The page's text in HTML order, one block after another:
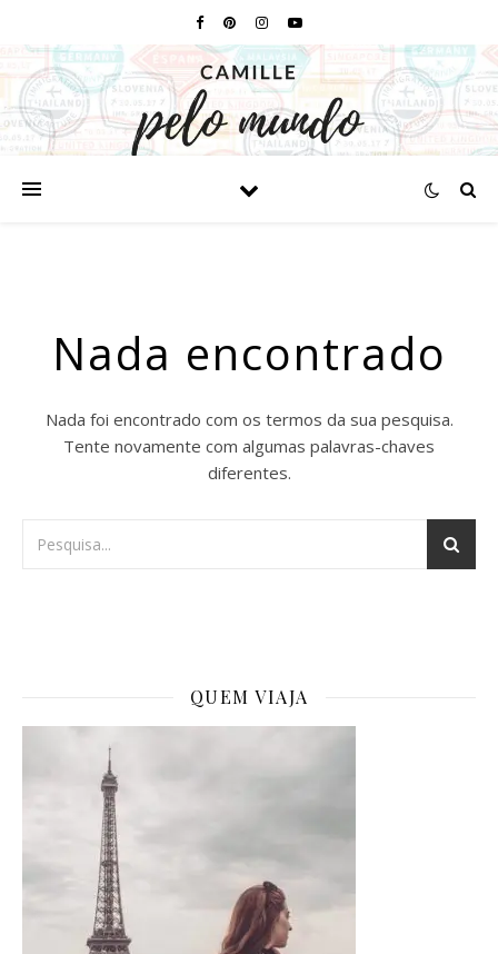
Nada encontrado
Nada foi encontrado com os termos da sua pesquisa.
Tente novamente com algumas palavras-chaves
diferentes.
QUEM VIAJA